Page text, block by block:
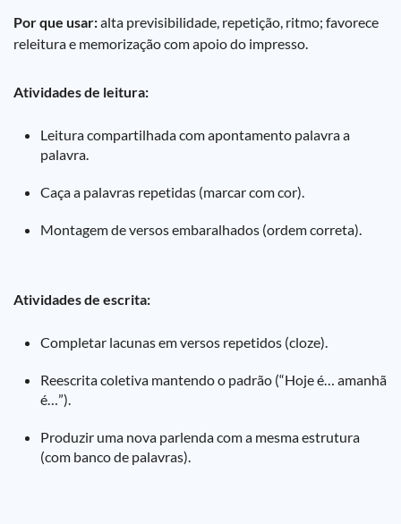
Por que usar:alta previsibilidade, repetição, ritmo; favorece
releitura e memorização com apoio do impresso.
Atividades de leitura:
Leitura compartilhada com apontamento palavra a
palavra.
Caça a palavras repetidas (marcar com cor).
Montagem de versos embaralhados (ordem correta).
Atividades de escrita:
Completar lacunas em versos repetidos (cloze).
Reescrita coletiva mantendo o padrão (“Hoje é… amanhã
é…”).
Produzir uma nova parlenda com a mesma estrutura
(com banco de palavras).